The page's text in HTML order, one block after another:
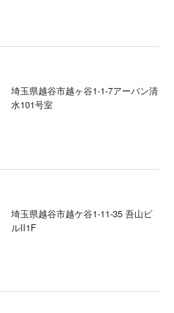
埼玉県越谷市越ヶ谷1-1-7アーバン清
水101号室
埼玉県越谷市越ケ谷1-11-35 吾山ビ
ルII1F